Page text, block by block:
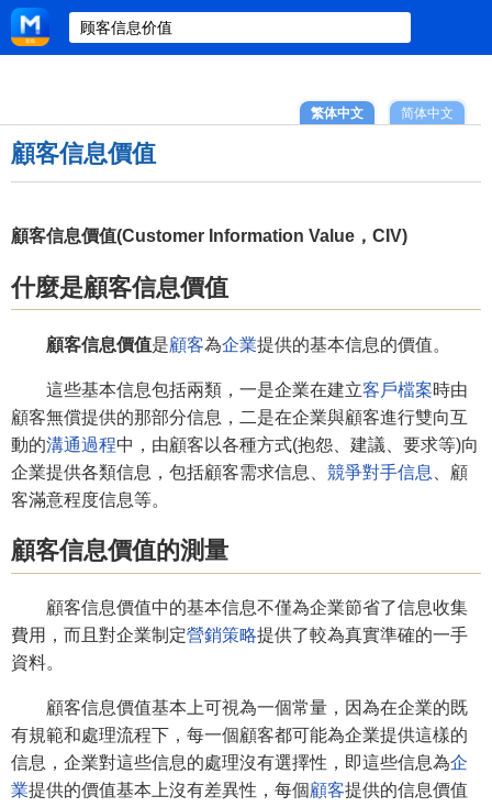
简体中文
繁体中文
顧客信息價值
顧客信息價值(Customer Information Value，CIV)
什麼是顧客信息價值
顧客信息價值是顧客為企業提供的基本信息的價值。
這些基本信息包括兩類，一是企業在建立客戶檔案時由
顧客無償提供的那部分信息，二是在企業與顧客進行雙向互
動的溝通過程中，由顧客以各種方式(抱怨、建議、要求等)向
企業提供各類信息，包括顧客需求信息、 競爭對手信息
、顧
客滿意程度信息等。
顧客信息價值的測量
顧客信息價值中的基本信息不僅為企業節省了信息收集
費用，而且對企業制定營銷策略提供了較為真實準確的一手
資料。
顧客信息價值基本上可視為一個常量，因為在企業的既
有規範和處理流程下，每一個顧客都可能為企業提供這樣的
信息，企業對這些信息的處理沒有選擇性，即這些信息為企
業提供的價值基本上沒有差異性，每個顧客提供的信息價值